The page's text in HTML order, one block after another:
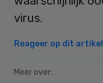
virus.
Reageer op dit artikel
Meer over: